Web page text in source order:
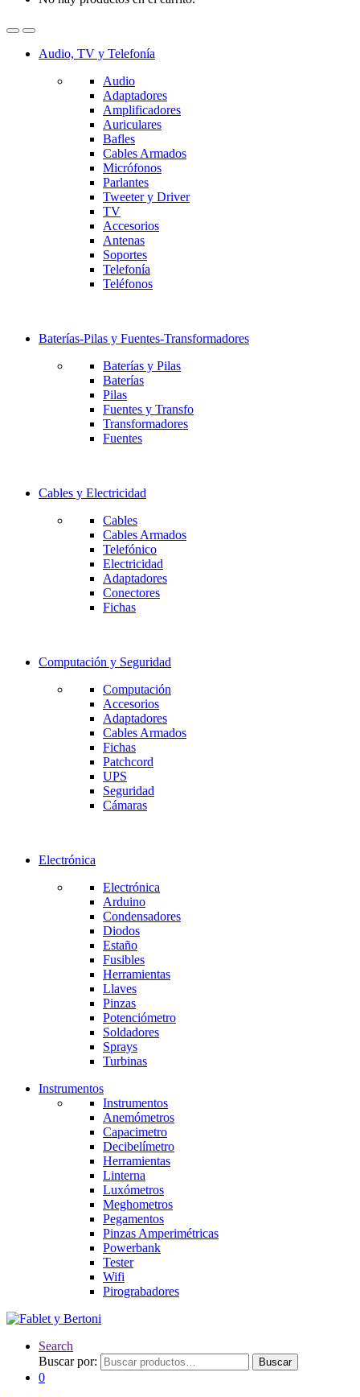
Audio, TV y Telefonía
Audio
Adaptadores
Amplificadores
Auriculares
Bafles
Cables Armados
Micrófonos
Parlantes
Tweeter y Driver
TV
Accesorios
Antenas
Soportes
Telefonía
Teléfonos
Baterías-Pilas y Fuentes-Transformadores
Baterías y Pilas
Baterías
Pilas
Fuentes y Transfo
Transformadores
Fuentes
Cables y Electricidad
Cables
Cables Armados
Telefónico
Electricidad
Adaptadores
Conectores
Fichas
Computación y Seguridad
Computación
Accesorios
Adaptadores
Cables Armados
Fichas
Patchcord
UPS
Seguridad
Cámaras
Electrónica
Electrónica
Arduino
Condensadores
Diodos
Estaño
Fusibles
Herramientas
Llaves
Pinzas
Potenciómetro
Soldadores
Sprays
Turbinas
Instrumentos
Instrumentos
Anemómetros
Capacimetro
Decibelímetro
Herramientas
Linterna
Luxómetros
Meghometros
Pegamentos
Pinzas Amperimétricas
Powerbank
Tester
Wifi
Pirograbadores
Search
Buscar por:
Buscar
0